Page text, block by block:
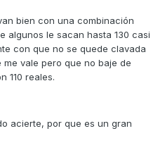
bien con una combinación
algunos le sacan hasta 130 casi
con que no se quede clavada
vale pero que no baje de
110 reales.
acierte, por que es un gran